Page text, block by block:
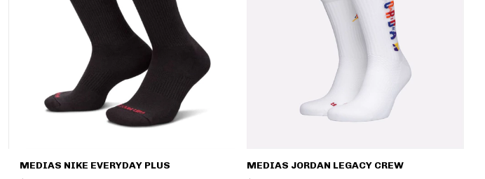
MEDIAS NIKE EVERYDAY PLUS
MEDIAS JORDAN LEGACY CREW